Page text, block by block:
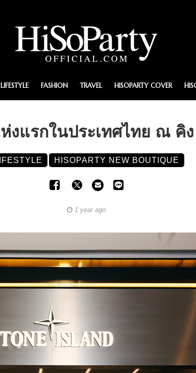
LIFESTYLE FASHION TRAVEL HISOPARTY COVER
งแรกในประเทศไทย ณ คิง
HISOPARTY NEW BOUTIQUE
1 year ago